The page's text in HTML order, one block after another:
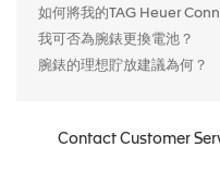
如何將我的TAG Heuer
我可否為腕錶更換電池？
腕錶的理想貯放建議為何？
Contact Customer